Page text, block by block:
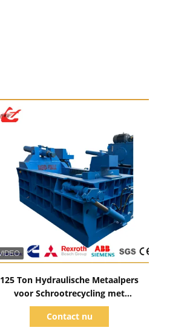
125 Ton Hydraulische Metaalpers
voor Schrootrecycling met
1200×700×600mm Kamer
Contact nu